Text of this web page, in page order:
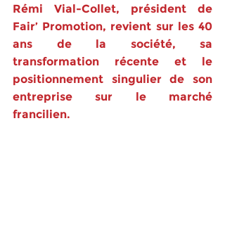
Rémi Vial-Collet, président de
Fair’ Promotion, revient sur les 40
ans de la société, sa
transformation récente et le
positionnement singulier de son
entreprise sur le marché
francilien.